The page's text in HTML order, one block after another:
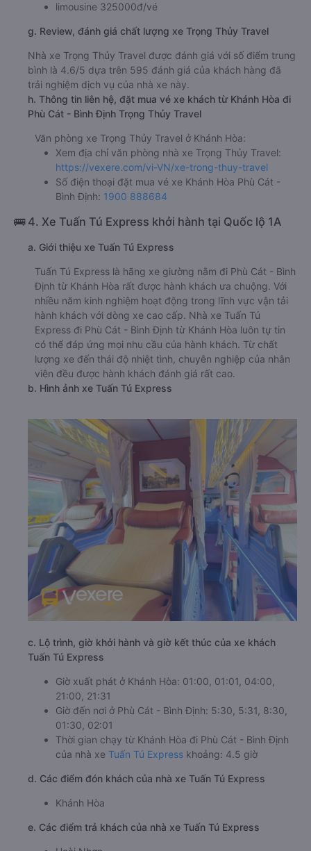
limousine 325000đ/vé
g. Review, đánh giá chất lượng xe Trọng Thủy Travel
Nhà xe Trọng Thủy Travel được đánh giá với số điểm trung
bình là 4.6/5 dựa trên 595 đánh giá của khách hàng đã
trải nghiệm dịch vụ của nhà xe này.
h. Thông tin liên hệ, đặt mua vé xe khách từ Khánh Hòa đi
Phù Cát - Bình Định Trọng Thủy Travel
Văn phòng xe Trọng Thủy Travel ở Khánh Hòa:
Xem địa chỉ văn phòng nhà xe Trọng Thủy Travel:
https://vexere.com/vi-VN/xe-trong-thuy-travel
Số điện thoại đặt mua vé xe Khánh Hòa Phù Cát -
Bình Định: 1900 888684
🚌 4. Xe Tuấn Tú Express khởi hành tại Quốc lộ 1A
a. Giới thiệu xe Tuấn Tú Express
Tuấn Tú Express là hãng xe giường nằm đi Phù Cát - Bình
Định từ Khánh Hòa rất được hành khách ưa chuộng. Với
nhiều năm kinh nghiệm hoạt động trong lĩnh vực vận tải
hành khách với dòng xe cao cấp. Nhà xe Tuấn Tú
Express đi Phù Cát - Bình Định từ Khánh Hòa luôn tự tin
có thể đáp ứng mọi nhu cầu của hành khách. Từ chất
lượng xe đến thái độ nhiệt tình, chuyên nghiệp của nhân
viên đều được hành khách đánh giá rất cao.
b. Hình ảnh xe Tuấn Tú Express
c. Lộ trình, giờ khởi hành và giờ kết thúc của xe khách
Tuấn Tú Express
Giờ xuất phát ở Khánh Hòa: 01:00, 01:01, 04:00,
21:00, 21:31
Giờ đến nơi ở Phù Cát - Bình Định: 5:30, 5:31, 8:30,
01:30, 02:01
Thời gian chạy từ Khánh Hòa đi Phù Cát - Bình Định
của nhà xe Tuấn Tú Express khoảng: 4.5 giờ
d. Các điểm đón khách của nhà xe Tuấn Tú Express
Khánh Hòa
e. Các điểm trả khách của nhà xe Tuấn Tú Express